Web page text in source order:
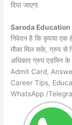
दिया जाएगा
Saroda
निवेदन है कि कृपया एक
मौका मिल सके, ग्रुप से
अधिकार ग्रुप एडमिन
Admit Card,
Career Tips,
WhatsApp /